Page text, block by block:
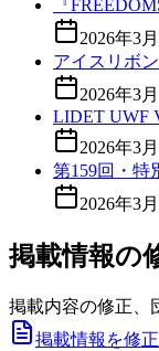
『
2026年3
アイスリボ
2026年3
LIDET UWF
2026年3
第159回・特
2026年3
掲載情報の
掲載内容の修正、
掲載情報を修